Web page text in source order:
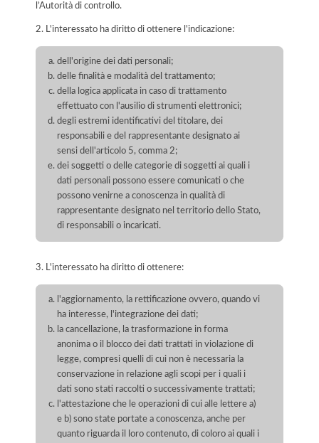
l’Autorità di controllo.
2. L'interessato ha diritto di ottenere l'indicazione:
dell'origine dei dati personali;
delle finalità e modalità del trattamento;
della logica applicata in caso di trattamento
effettuato con l'ausilio di strumenti elettronici;
degli estremi identificativi del titolare, dei
responsabili e del rappresentante designato ai
sensi dell'articolo 5, comma 2;
dei soggetti o delle categorie di soggetti ai quali i
dati personali possono essere comunicati o che
possono venirne a conoscenza in qualità di
rappresentante designato nel territorio dello Stato,
di responsabili o incaricati.
3. L'interessato ha diritto di ottenere:
l'aggiornamento, la rettificazione ovvero, quando vi
ha interesse, l'integrazione dei dati;
la cancellazione, la trasformazione in forma
anonima o il blocco dei dati trattati in violazione di
legge, compresi quelli di cui non è necessaria la
conservazione in relazione agli scopi per i quali i
dati sono stati raccolti o successivamente trattati;
l'attestazione che le operazioni di cui alle lettere a)
e b) sono state portate a conoscenza, anche per
quanto riguarda il loro contenuto, di coloro ai quali i